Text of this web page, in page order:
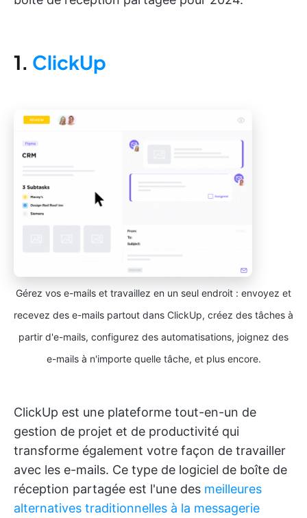
1. ClickUp
Gérez vos e-mails et travaillez en un seul endroit : envoyez et
recevez des e-mails partout dans ClickUp, créez des tâches à
partir d'e-mails, configurez des automatisations, joignez des
e-mails à n'importe quelle tâche, et plus encore.
ClickUp est une plateforme tout-en-un de
gestion de projet et de productivité qui
transforme également votre façon de travailler
avec les e-mails. Ce type de logiciel de boîte de
réception partagée est l'une des meilleures
alternatives traditionnelles à la messagerie